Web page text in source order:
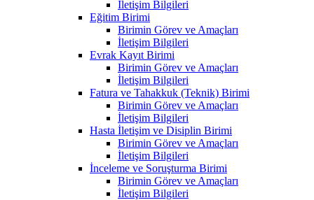
İletişim Bilgileri
Eğitim Birimi
Birimin Görev ve Amaçları
İletişim Bilgileri
Evrak Kayıt Birimi
Birimin Görev ve Amaçları
İletişim Bilgileri
Fatura ve Tahakkuk (Teknik) Birimi
Birimin Görev ve Amaçları
İletişim Bilgileri
Hasta İletişim ve Disiplin Birimi
Birimin Görev ve Amaçları
İletişim Bilgileri
İnceleme ve Soruşturma Birimi
Birimin Görev ve Amaçları
İletişim Bilgileri